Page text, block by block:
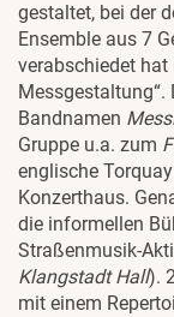
gestaltet, bei der
Ensemble aus 7
verabschiedet hat
Messgestaltung“.
Bandnamen
Gruppe u.a. zum
englische
Konzerthaus.
die informellen
Straßenmusik-
Klangstadt Hall).
mit einem